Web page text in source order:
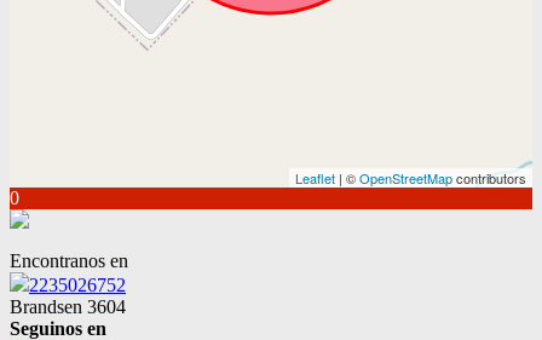
Leaflet | ©OpenStreetMapcontributors
0
Encontranos en
2235026752
Brandsen 3604
Seguinos en